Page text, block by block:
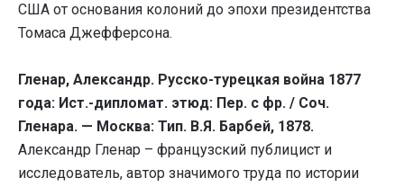
США от основания колоний до эпохи президентства
Томаса Джефферсона.
Гленар, Александр. Русско-турецкая война 1877
года: Ист.-дипломат. этюд: Пер. с фр. / Соч.
Гленара. — Москва: Тип. В.Я. Барбей, 1878.
Александр Гленар – французский публицист и
исследователь, автор значимого труда по истории